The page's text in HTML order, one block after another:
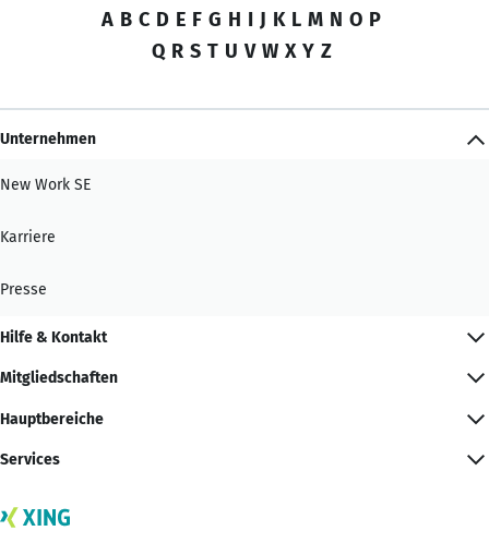
A B C D E F G H I J K L M N O P
Q R S T U V W X Y Z
Unternehmen
New Work SE
Karriere
Presse
Hilfe & Kontakt
Mitgliedschaften
Hauptbereiche
Services